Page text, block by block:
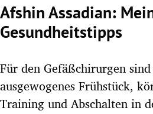
Untermenü
Afshin Assadian:
Gesundheitstipps
Für den Gefäßchirurgen
ausgewogenes Frühstück,
Training und Abschalten in